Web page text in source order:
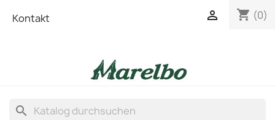
Kontakt shopping_cart (0)

search